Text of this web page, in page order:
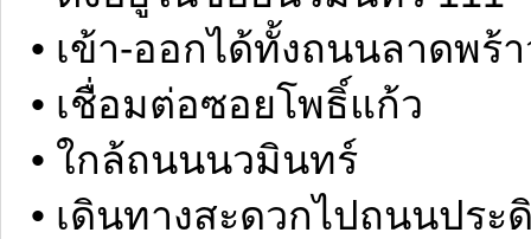
• เข้า-ออกได้ทั้งถนนลาดพร้
• เชื่อมต่อซอยโพธิ์แก้ว
• ใกล้ถนนนวมินทร์
• เดินทางสะดวกไปถนนปร